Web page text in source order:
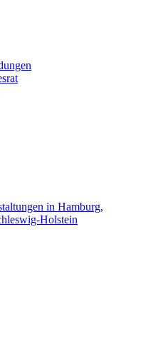
in Hamburg,
Holstein